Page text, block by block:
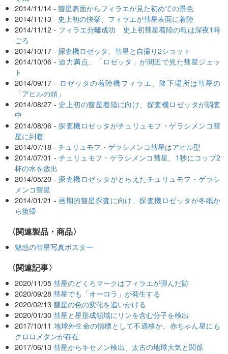
2014/11/14 -彗星表面からフィラエが見た初めての景色
2014/11/13 - 史上初の快挙、フィラエが彗星表面に着陸
2014/11/12 - フィラエ分離成功 史上初彗星着陸の報は深夜1時
ごろ
2014/10/17 -探査機ロゼッタ、彗星と自撮り2ショット
2014/10/06 -迫力満点、「ロゼッタ」が間近で見た彗星ジェッ
ト
2014/09/17 - ロゼッタの着陸機フィラエ、降下場所は彗星の
「アヒルの頭」
2014/08/27 - 史上初の彗星着陸に向け、探査機ロゼッタが調査
中
2014/08/06 -探査機ロゼッタがチュリュモフ・ゲラシメンコ彗
星に到着
2014/07/18 -チュリュモフ・ゲラシメンコ彗星はアヒル型
2014/07/01 -チュリュモフ・ゲラシメンコ彗星、1秒にコップ2
杯の水を放出
2014/05/20 -探査機ロゼッタがとらえたチュリュモフ・ゲラシ
メンコ彗星
2014/01/21 -画期的彗星探査に向け、探査機ロゼッタが冬眠か
ら復帰
〈関連製品・商品〉
魅惑の彗星写真ポスター
関連記事
2020/11/05 彗星のどくろマークはフィラエが弾んだ跡
2020/09/28 彗星でも「オーロラ」が発生する
2020/02/13 彗星の色の変化を追いかける
2020/01/30 彗星と星形成領域にリンを含む分子を検出
2017/10/11 地球外生命の指標として不適格か、赤ちゃん星にも
クロロメタンが存在
2017/06/13 彗星からキセノン検出、太古の地球大気と関係